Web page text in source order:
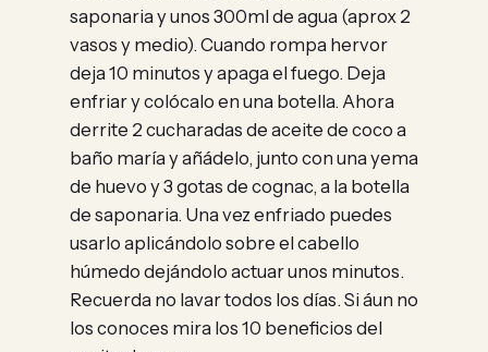
saponaria y unos 300ml de agua (aprox 2
vasos y medio). Cuando rompa hervor
deja 10 minutos y apaga el fuego. Deja
enfriar y colócalo en una botella. Ahora
derrite 2 cucharadas de aceite de coco a
baño maría y añádelo, junto con una yema
de huevo y 3 gotas de cognac, a la botella
de saponaria. Una vez enfriado puedes
usarlo aplicándolo sobre el cabello
húmedo dejándolo actuar unos minutos.
Recuerda no lavar todos los días. Si áun no
los conoces mira los 10 beneficios del